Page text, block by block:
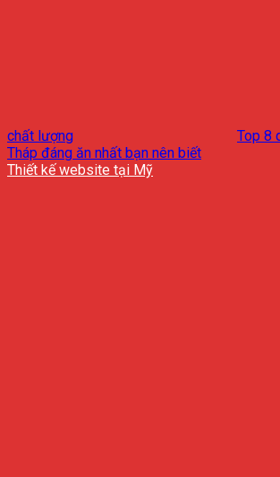
chất lượng
Top 8
Tháp đáng ăn nhất bạn nên biết
Thiết kế website tại Mỹ